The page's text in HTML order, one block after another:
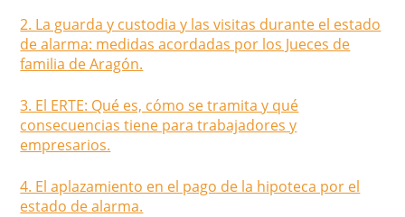
2. La guarda y custodia y las visitas durante el estado
de alarma: medidas acordadas por los Jueces de
familia de Aragón.
3. El ERTE: Qué es, cómo se tramita y qué
consecuencias tiene para trabajadores y
empresarios.
4. El aplazamiento en el pago de la hipoteca por el
estado de alarma.